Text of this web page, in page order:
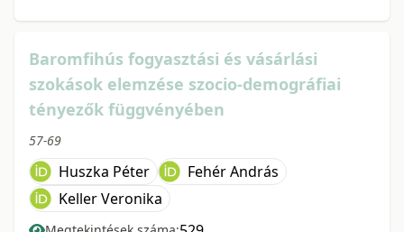
Baromfihús fogyasztási és vásárlási
szokások elemzése szocio-demográfiai
tényezők függvényében
57-69
Huszka Péter
Fehér András
Keller Veronika